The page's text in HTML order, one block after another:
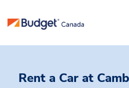
Rent a Car at